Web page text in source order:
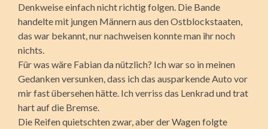
Denkweise einfach nicht richtig folgen. Die Bande
handelte mit jungen Männern aus den Ostblockstaaten,
das war bekannt, nur nachweisen konnte man ihr noch
nichts.
Für was wäre Fabian da nützlich? Ich war so in meinen
Gedanken versunken, dass ich das ausparkende Auto vor
mir fast übersehen hätte. Ich verriss das Lenkrad und trat
hart auf die Bremse.
Die Reifen quietschten zwar, aber der Wagen folgte